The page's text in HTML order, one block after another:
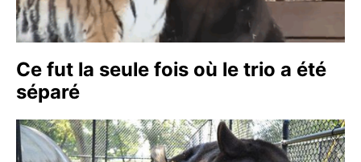
Ce fut la seule fois où le trio a été
séparé